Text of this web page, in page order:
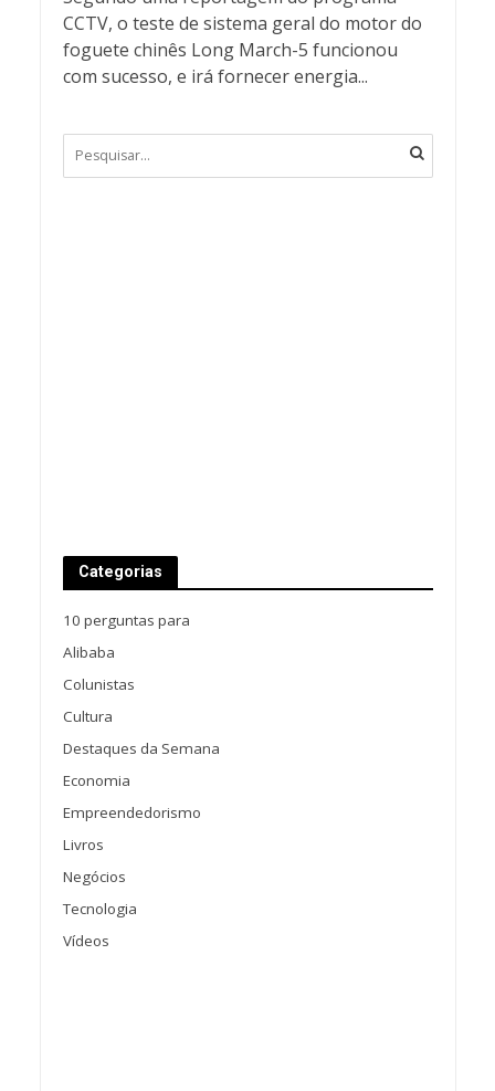
CCTV, o teste de sistema geral do motor do
foguete chinês Long March-5 funcionou
com sucesso, e irá fornecer energia...
Categorias
10 perguntas para
Alibaba
Colunistas
Cultura
Destaques da Semana
Economia
Empreendedorismo
Livros
Negócios
Tecnologia
Vídeos